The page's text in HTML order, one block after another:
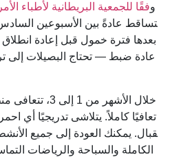
وفقًا للجمعية البريطانية لأطباء
تساقط عادةً بين الأسبوعين
بعدها فترة خمول قبل إعادة
عادة ضبط — تحتاج البصيلات
خلال الأشهر من
تعافيًا كاملاً. يتلاشى تدريجيًا أي
قبال. يمكنك العودة إلى جميع
الكاملة والسباحة والرياضات